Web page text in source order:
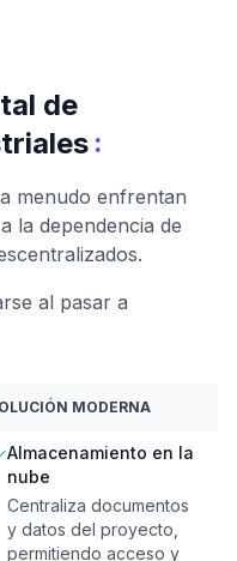
de
:
menudo enfrentan
la dependencia de
al pasar a
MODERNA
Almacenamiento en la
nube
Centraliza documentos
y datos del proyecto,
permitiendo acceso y